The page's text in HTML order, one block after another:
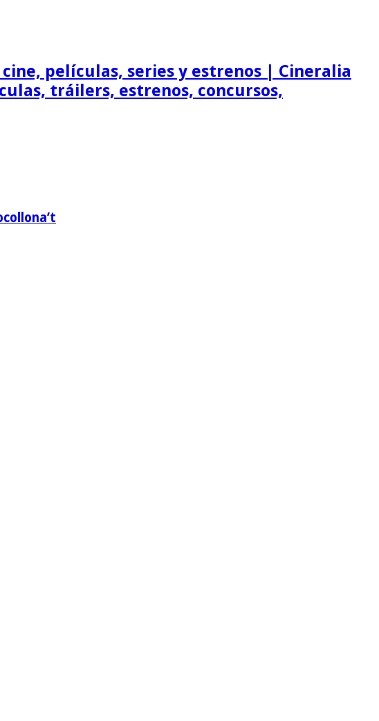
películas, series y estrenos | Cineralia
tráilers, estrenos, concursos,